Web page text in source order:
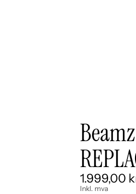
1.999,00
Inkl. mva